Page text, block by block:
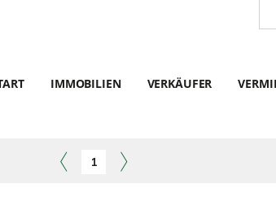
IMMOBILIEN VERKÄUFER
1